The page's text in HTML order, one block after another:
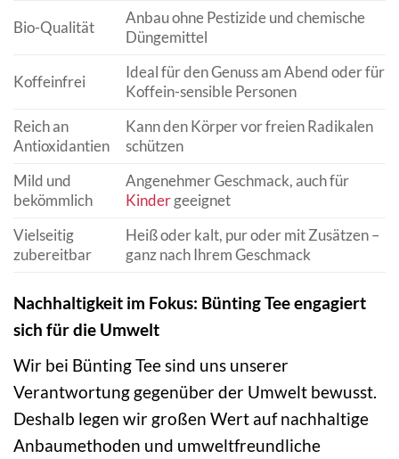
Bio-Qualität
Anbau ohne Pestizide und chemische
Düngemittel
Koffeinfrei
Ideal für den Genuss am Abend oder für
Koffein-sensible Personen
Reich an
Antioxidantien
Kann den Körper vor freien Radikalen
schützen
Mild und
bekömmlich
Angenehmer Geschmack, auch für
Kindergeeignet
Vielseitig
zubereitbar
Heiß oder kalt, pur oder mit Zusätzen –
ganz nach Ihrem Geschmack
Nachhaltigkeit im Fokus: Bünting Tee engagiert
sich für die Umwelt
Wir bei Bünting Tee sind uns unserer
Verantwortung gegenüber der Umwelt bewusst.
Deshalb legen wir großen Wert auf nachhaltige
Anbaumethoden und umweltfreundliche